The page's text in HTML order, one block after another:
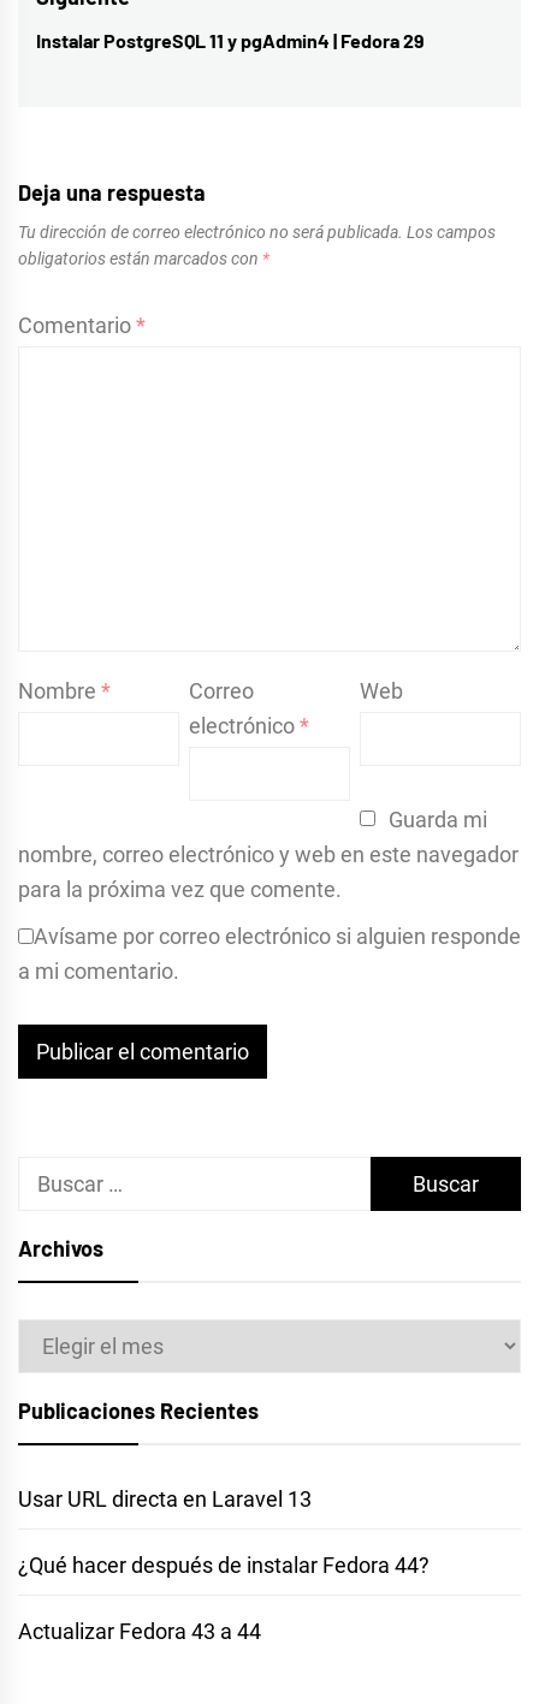
Entrada
Instalar PostgreSQL 11 y pgAdmin4 | Fedora 29
Deja una respuesta
Tu dirección de correo electrónico no será publicada. Los campos
obligatorios están marcados con *
Comentario*
Nombre *
Correo
electrónico*
Web
Guarda mi
nombre, correo electrónico y web en este navegador
para la próxima vez que comente.
Avísame por correo electrónico si alguien responde
a mi comentario.
Buscar:
Archivos
Archivos
Publicaciones Recientes
Usar URL directa en Laravel 13
¿Qué hacer después de instalar Fedora 44?
Actualizar Fedora 43 a 44